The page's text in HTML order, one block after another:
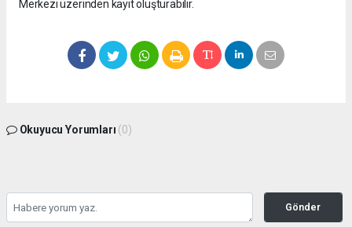
Merkezi üzerinden kayıt oluşturabilir.
Okuyucu Yorumları (0)
Gönder